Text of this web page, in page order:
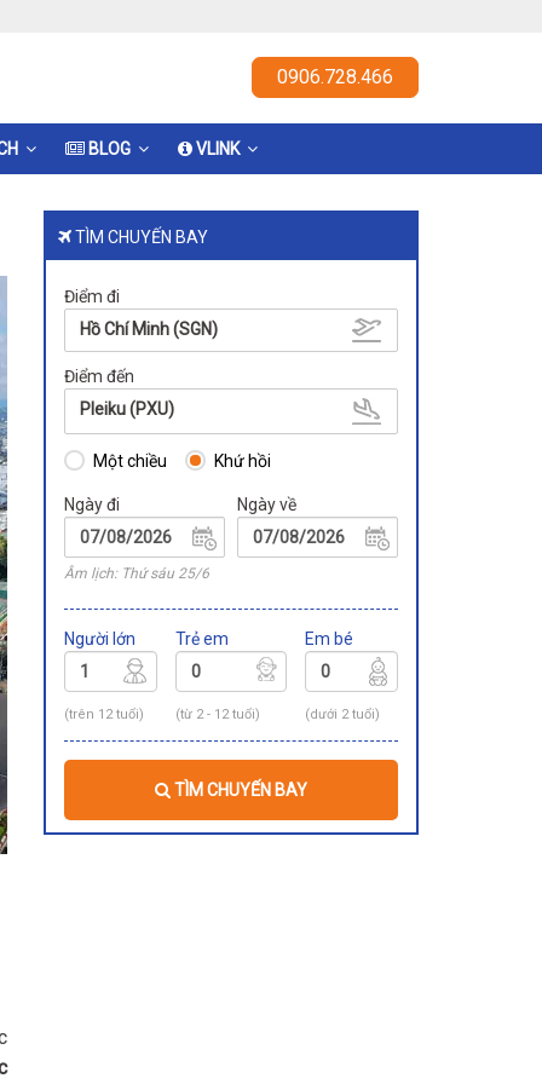
0906.728.466
BLOG VLINK
TÌM CHUYẾN BAY
Điểm đi
Hồ Chí Minh (SGN)
Điểm đến
Pleiku (PXU)
Một chiều Khứ hồi
Ngày đi
Âm lịch: Thứ sáu 25/6
Ngày về
Người lớn
(trên 12 tuổi)
Trẻ em
(từ 2 - 12 tuổi)
Em bé
(dưới 2 tuổi)
TÌM CHUYẾN BAY